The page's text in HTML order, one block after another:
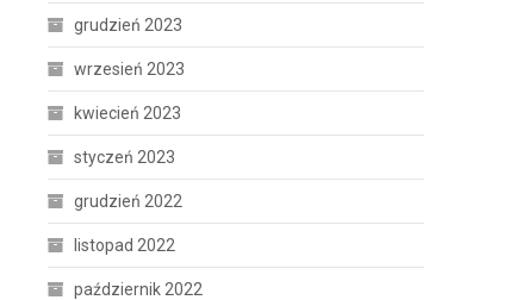
grudzień 2023
wrzesień 2023
kwiecień 2023
styczeń 2023
grudzień 2022
listopad 2022
październik 2022